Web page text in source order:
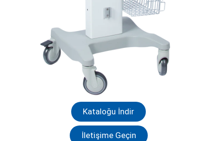
Kataloğu İndir
İletişime Geçin